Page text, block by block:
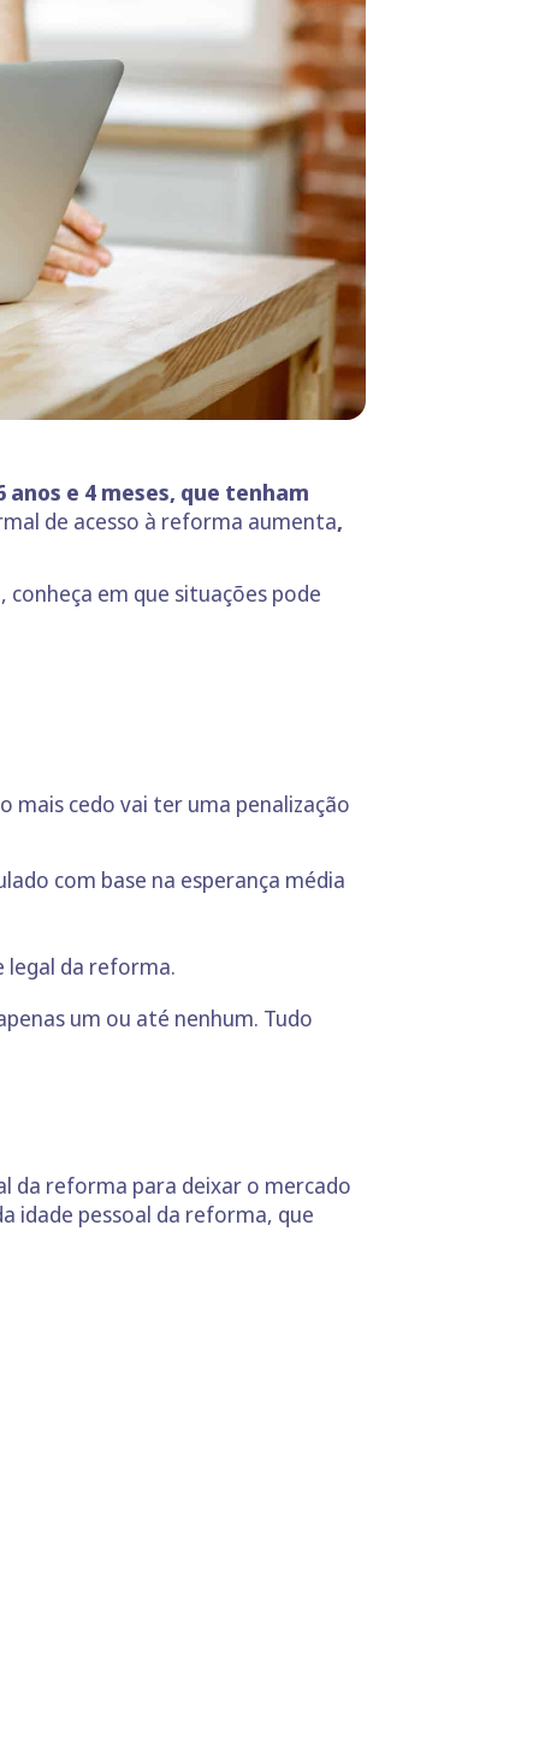
e 4 meses, que tenham
de acesso à reforma aumenta,
conheça em que situações pode
mais cedo vai ter uma penalização
com base na esperança média
legal da reforma.
um ou até nenhum. Tudo
da reforma para deixar o mercado
idade pessoal da reforma, que